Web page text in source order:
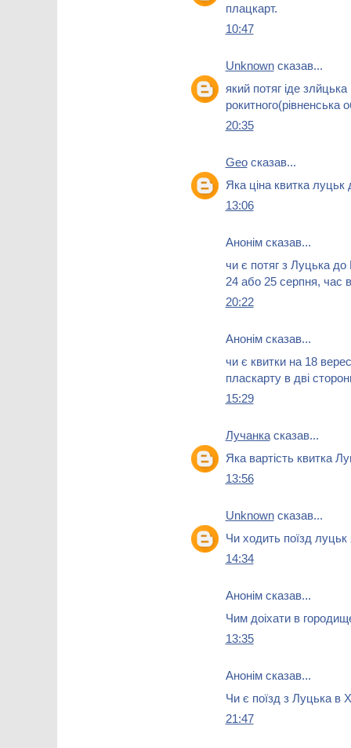
плацкарт.
10:47
Unknownсказав...
який потяг іде
рокитного(рівненська
20:35
Geoсказав...
Яка ціна квитка луцьк
13:06
Анонім сказав...
чи є потяг з Луцька
24 або 25 серпня, час
20:22
Анонім сказав...
чи є квитки на 18
пласкарту в дві
15:29
Лучанкасказав...
Яка вартість квитка
13:56
Unknownсказав...
Чи ходить поїзд
14:34
Анонім сказав...
Чим доіхати в
13:35
Анонім сказав...
Чи є поїзд з Луцька в
21:47